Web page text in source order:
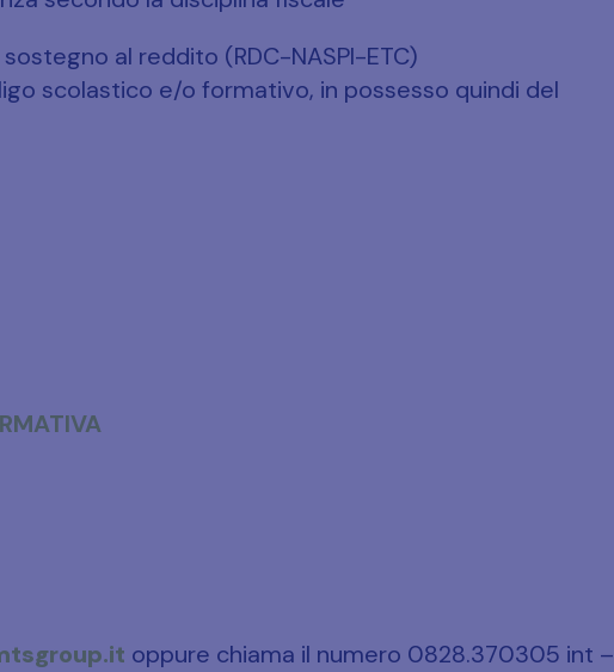
al reddito (RDC-NASPI-ETC)
scolastico e/o formativo, in possesso quindi del
oppure chiama il numero 0828.370305 int –